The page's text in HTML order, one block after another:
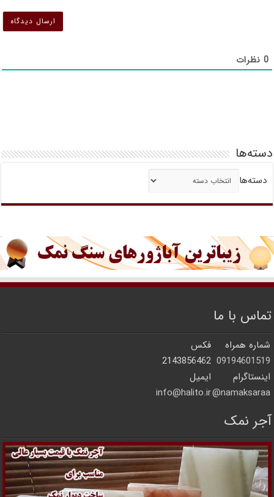
0 نظرات
دسته‌ها
دسته‌ها
تماس با ما
شماره همراه
فکس
09194601519
2143856462
اینستاگرام
ایمیل
namaksaraa@
info@halito.ir
آجر نمک